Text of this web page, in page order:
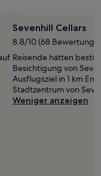
Sevenhill Cellars
8.8/10 (68
Reisende hätten
Besichtigung von
Ausflugsziel in 1 km
Stadtzentrum von
Weniger anzeigen